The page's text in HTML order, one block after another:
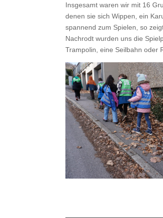
Ins­ge­samt waren wir mit 16
denen sie sich Wip­pen, ein
span­nend zum Spie­len, so
Nachrodt wur­den uns die
Tram­polin, eine Seil­bahn oder